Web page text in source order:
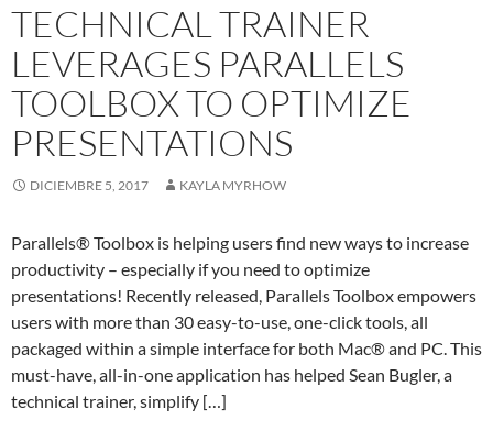
TECHNICAL TRAINER
LEVERAGES PARALLELS
TOOLBOX TO OPTIMIZE
PRESENTATIONS
DICIEMBRE 5, 2017 KAYLA MYRHOW
Parallels® Toolbox is helping users find new ways to increase
productivity – especially if you need to optimize
presentations! Recently released, Parallels Toolbox empowers
users with more than 30 easy-to-use, one-click tools, all
packaged within a simple interface for both Mac® and PC. This
must-have, all-in-one application has helped Sean Bugler, a
technical trainer, simplify […]